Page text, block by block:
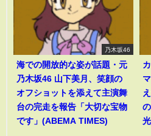
乃木坂46
海での開放的な姿が話題・元
乃木坂46 山下美月、笑顔の
オフショットを添えて主演舞
台の完走を報告「大切な宝物
です」(ABEMA TIMES)